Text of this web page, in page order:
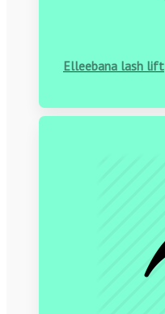
Elleebana lash lift